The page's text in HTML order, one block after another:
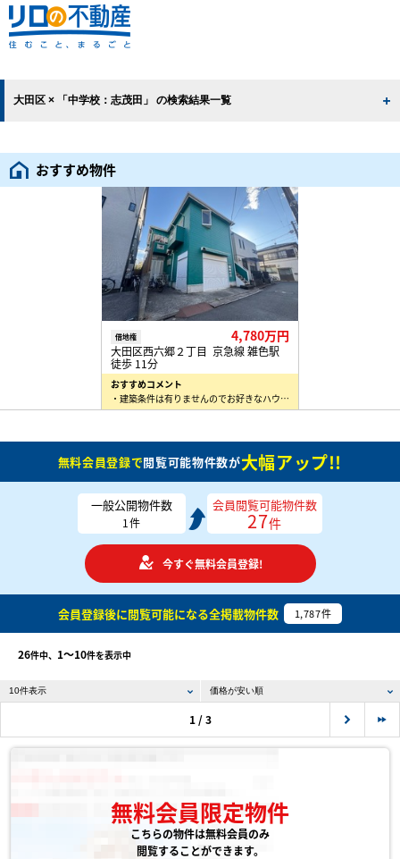
大田区 × 「中学校：志茂田」 の検索結果一覧
おすすめ物件
借地権 4,780万円
大田区西六郷２丁目 京急線 雑色駅
徒歩 11分
おすすめコメント
・建築条件は有りませんのでお好きなハウスメーカで拘り住宅を建築できます。
無料会員登録で閲覧可能物件数が大幅アップ!!
一般公開物件数
1件
会員閲覧可能物件数
27件
今すぐ無料会員登録!
会員登録後に閲覧可能になる全掲載物件数 1,787件
26件中、 1〜10件を表示中
1 / 3
無料会員限定物件
こちらの物件は無料会員のみ
閲覧することができます。